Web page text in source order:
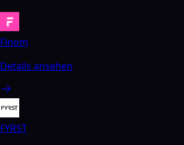
Finom
Details ansehen
FYRST